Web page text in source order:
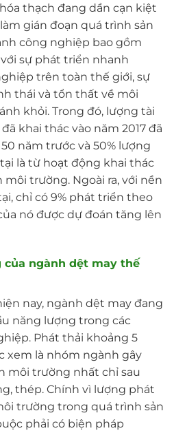
thạch đang dần cạn kiệt
gián đoạn quá trình sản
công nghiệp bao gồm
sự phát triển nhanh
trên toàn thế giới, sự
thái và tổn thất về môi
khỏi. Trong đó, lượng tài
khai thác vào năm 2017 đã
năm trước và 50% lượng
là từ hoạt động khai thác
trường. Ngoài ra, với nền
chỉ có 9% phát triển theo
nó được dự đoán tăng lên
ngành dệt may thế
nay, ngành dệt may đang
năng lượng trong các
Phát thải khoảng 5
xem là nhóm ngành gây
môi trường nhất chỉ sau
thép. Chính vì lượng phát
trường trong quá trình sản
phải có biện pháp